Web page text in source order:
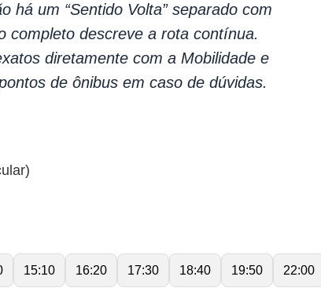
há um “Sentido Volta” separado com
completo descreve a rota contínua.
diretamente com a Mobilidade e
de ônibus em caso de dúvidas.
15:10 16:20 17:30 18:40 19:50 22:00